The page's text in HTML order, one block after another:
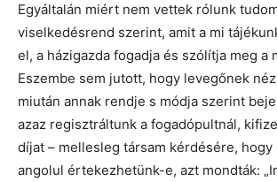
Egyáltalán miért nem vettek rólunk
viselkedésrend szerint, amit a mi
el, a házigazda fogadja és szólítja meg a
Eszembe sem jutott, hogy levegőnek
miután annak rendje s módja szerint
azaz regisztráltunk a fogadópultnál,
díjat – mellesleg társam kérdésére, hogy
angolul értekezhetünk-e, azt mondták: